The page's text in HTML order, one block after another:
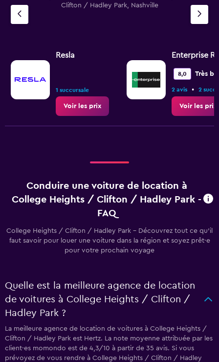
Clifton / Hadley Park, Nashville
Resla
1 succursale
Voir les prix
Enterprise
8,0 Très
2 avis • 2
Voir les prix
Conduire une voiture de location à
College Heights / Clifton / Hadley Park -
FAQ
College Heights / Clifton / Hadley Park - Découvrez tout ce qu’il
faut savoir pour louer une voiture dans la région et soyez prêt·e
pour votre prochain voyage
Quelle est la meilleure agence de location
de voitures à College Heights / Clifton /
Hadley Park ?
La meilleure agence de location de voitures à College Heights /
Clifton / Hadley Park est Hertz. La note moyenne attribuée par les
client·es momondo est de 4,3/10 à partir de 35 avis. Si vous
prévoyez de vous rendre à College Heights / Clifton / Hadley